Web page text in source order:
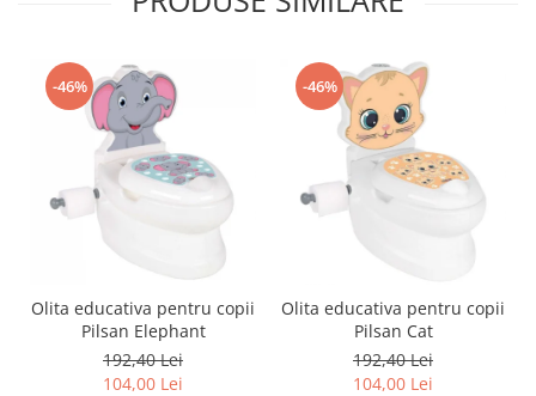
-46%
Olita educativa pentru copii
Pilsan Elephant
192,40 Lei
104,00 Lei
-46%
Olita educativa pentru copii
Pilsan Cat
192,40 Lei
104,00 Lei